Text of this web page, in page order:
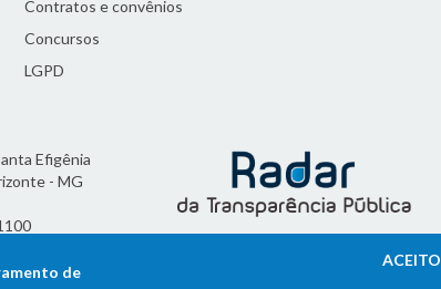
Contratos e convênios
Concursos
LGPD
Efigênia
- MG
de
ACEITO